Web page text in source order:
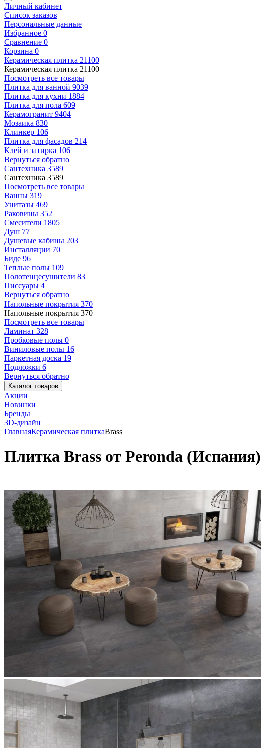
Личный кабинет
Список заказов
Персональные данные
Избранное 0
Сравнение 0
Корзина 0
Керамическая плитка 21100
Керамическая плитка 21100
Посмотреть все товары
Плитка для ванной 9039
Плитка для кухни 1884
Плитка для пола 609
Керамогранит 9404
Мозаика 830
Клинкер 106
Плитка для фасадов 214
Клей и затирка 106
Вернуться обратно
Сантехника 3589
Сантехника 3589
Посмотреть все товары
Ванны 319
Унитазы 469
Раковины 352
Смесители 1805
Душ 77
Душевые кабины 203
Инсталляции 70
Биде 96
Теплые полы 109
Полотенцесушители 83
Писсуары 4
Вернуться обратно
Напольные покрытия 370
Напольные покрытия 370
Посмотреть все товары
Ламинат 328
Пробковые полы 0
Виниловые полы 16
Паркетная доска 19
Подложки 6
Вернуться обратно
Каталог товаров
Акции
Новинки
Бренды
3D-дизайн
ГлавнаяКерамическая плиткаBrass
Плитка Brass от Peronda (Испания)